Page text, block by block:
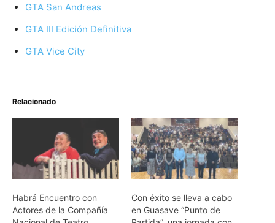
GTA San Andreas
GTA III Edición Definitiva
GTA Vice City
Relacionado
Habrá Encuentro con
Actores de la Compañía
Con éxito se lleva a cabo
en Guasave “Punto de